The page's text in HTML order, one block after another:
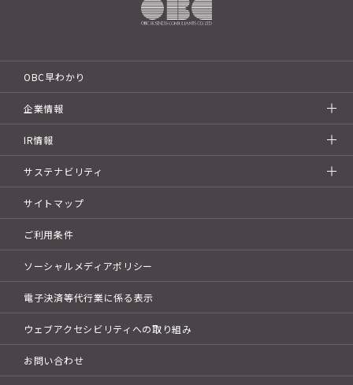
OBC早わかり
企業情報
IR情報
サステナビリティ
サイトマップ
ご利用条件
ソーシャルメディアポリシー
電子決済等代行業に係る表示
ウェブアクセシビリティへの取り組み
お問い合わせ